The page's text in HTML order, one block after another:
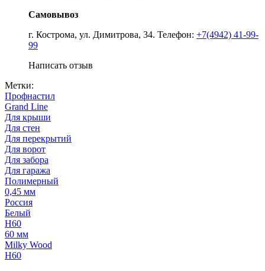
Самовывоз
г. Кострома, ул. Димитрова, 34. Телефон: +7(4942) 41-99-
99
Написать отзыв
Метки:
Профнастил
Grand Line
Для крыши
Для стен
Для перекрытий
Для ворот
Для забора
Для гаража
Полимерный
0,45 мм
Россия
Белый
Н60
60 мм
Milky Wood
Н60